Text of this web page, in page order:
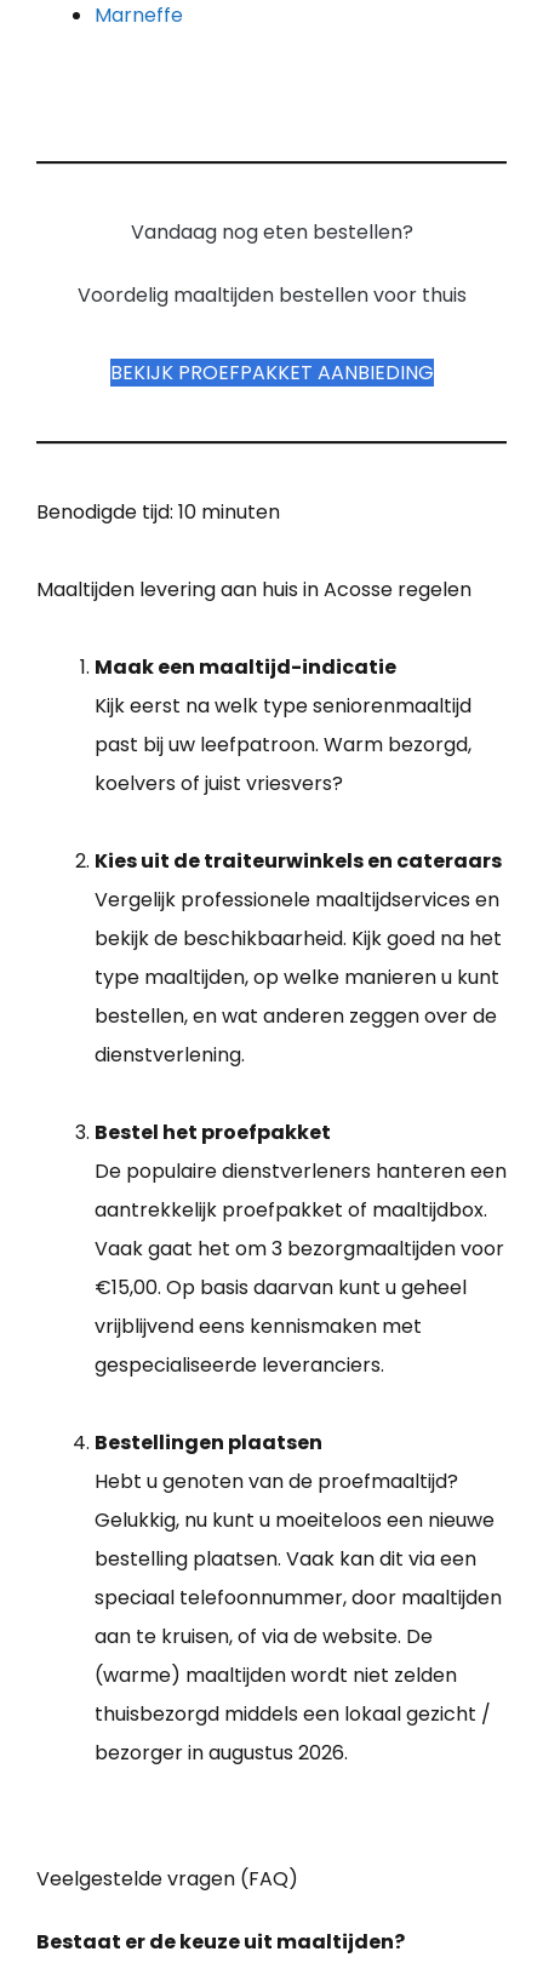
Marneffe
Vandaag nog eten bestellen?
Voordelig maaltijden bestellen voor thuis
BEKIJK PROEFPAKKET AANBIEDING
Benodigde tijd: 10 minuten
Maaltijden levering aan huis in Acosse regelen
Maak een maaltijd-indicatie
Kijk eerst na welk type seniorenmaaltijd
past bij uw leefpatroon. Warm bezorgd,
koelvers of juist vriesvers?
Kies uit de traiteurwinkels en cateraars
Vergelijk professionele maaltijdservices en
bekijk de beschikbaarheid. Kijk goed na het
type maaltijden, op welke manieren u kunt
bestellen, en wat anderen zeggen over de
dienstverlening.
Bestel het proefpakket
De populaire dienstverleners hanteren een
aantrekkelijk proefpakket of maaltijdbox.
Vaak gaat het om 3 bezorgmaaltijden voor
€15,00. Op basis daarvan kunt u geheel
vrijblijvend eens kennismaken met
gespecialiseerde leveranciers.
Bestellingen plaatsen
Hebt u genoten van de proefmaaltijd?
Gelukkig, nu kunt u moeiteloos een nieuwe
bestelling plaatsen. Vaak kan dit via een
speciaal telefoonnummer, door maaltijden
aan te kruisen, of via de website. De
(warme) maaltijden wordt niet zelden
thuisbezorgd middels een lokaal gezicht /
bezorger in augustus 2026.
Veelgestelde vragen (FAQ)
Bestaat er de keuze uit maaltijden?